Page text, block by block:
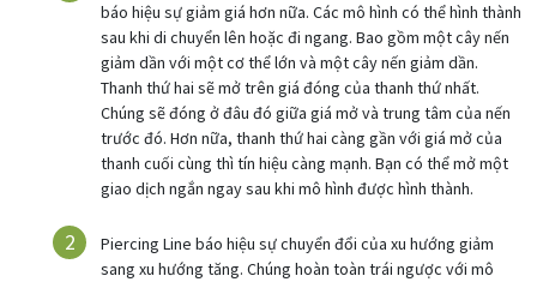
báo hiệu sự giảm giá hơn nữa. Các mô hình có thể hình thành
sau khi di chuyển lên hoặc đi ngang. Bao gồm một cây nến
giảm dần với một cơ thể lớn và một cây nến giảm dần.
Thanh thứ hai sẽ mở trên giá đóng của thanh thứ nhất.
Chúng sẽ đóng ở đâu đó giữa giá mở và trung tâm của nến
trước đó. Hơn nữa, thanh thứ hai càng gần với giá mở của
thanh cuối cùng thì tín hiệu càng mạnh. Bạn có thể mở một
giao dịch ngắn ngay sau khi mô hình được hình thành.
Piercing Line báo hiệu sự chuyển đổi của xu hướng giảm
sang xu hướng tăng. Chúng hoàn toàn trái ngược với mô